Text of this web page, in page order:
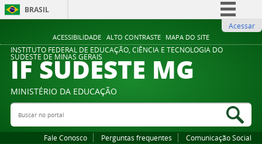
ACESSIBILIDADE ALTO CONTRASTE MAPA DO SITE
BRASIL
Comunica BR
Participe
Legislação
Acessar
INSTITUTO FEDERAL DE EDUCAÇÃO, CIÊNCIA E TECNOLOGIA DO
SUDESTE DE MINAS GERAIS
IF SUDESTE MG
MINISTÉRIO DA EDUCAÇÃO
Buscar no portal
Fale Conosco Perguntas frequentes Comunicação Social